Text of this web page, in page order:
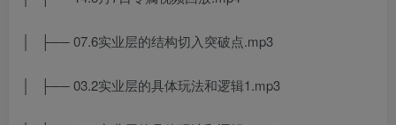
│ ├── 07.6实业层的结构切入突破点.mp3
│ ├── 03.2实业层的具体玩法和逻辑1.mp3